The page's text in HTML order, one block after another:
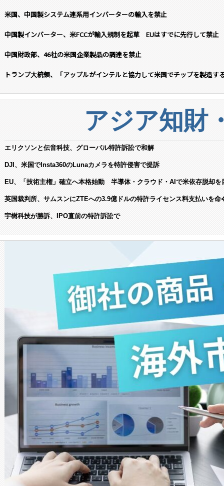
米国、中国製システム連系用インバーターの輸入を禁止
中国製インバーター、米FCCが輸入規制を起草 EUはすでに先行して禁止
中国財政部、46社の米国企業製品の調達を禁止
トランプ大統領、「アップルがインテルと協力して米国でチップを製造す
アジア知財
エリクソンと伝音科技、グローバル特許訴訟で和解
DJI、米国でInsta360のLunaカメラを特許侵害で提訴
EU、「技術主権」確立へ本格始動 半導体・クラウド・AIで米依存脱却を
英国裁判所、サムスンにZTEへの3.9億ドルの特許ライセンス料支払いを命
宇樹科技が勝訴、IPO直前の特許訴訟で